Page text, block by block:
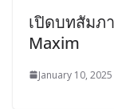
เปิดบทสัม
Maxim
January 10, 2025